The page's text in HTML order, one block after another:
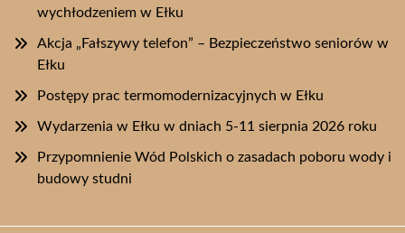
wychłodzeniem w Ełku
Akcja „Fałszywy telefon” – Bezpieczeństwo seniorów w
Ełku
Postępy prac termomodernizacyjnych w Ełku
Wydarzenia w Ełku w dniach 5-11 sierpnia 2026 roku
Przypomnienie Wód Polskich o zasadach poboru wody i
budowy studni